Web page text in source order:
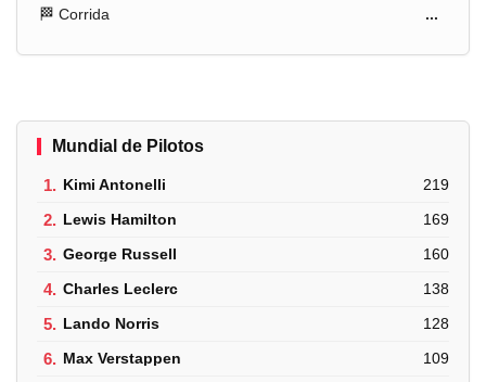
🏁 Corrida ...
Mundial de Pilotos
1. Kimi Antonelli 219
2. Lewis Hamilton 169
3. George Russell 160
4. Charles Leclerc 138
5. Lando Norris 128
6. Max Verstappen 109